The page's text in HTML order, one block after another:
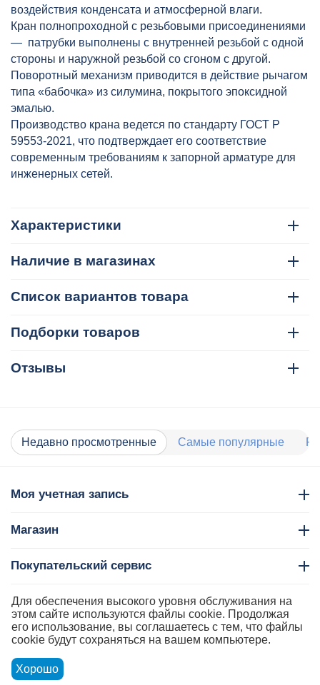
воздействия конденсата и атмосферной влаги.
Кран полнопроходной с резьбовыми присоединениями
— патрубки выполнены с внутренней резьбой с одной
стороны и наружной резьбой со сгоном с другой.
Поворотный механизм приводится в действие рычагом
типа «бабочка» из силумина, покрытого эпоксидной
эмалью.
Производство крана ведется по стандарту ГОСТ Р
59553-2021, что подтверждает его соответствие
современным требованиям к запорной арматуре для
инженерных сетей.
Характеристики
Наличие в магазинах
Список вариантов товара
Подборки товаров
Отзывы
Недавно просмотренные Самые популярные
Моя учетная запись
Магазин
Покупательский сервис
Контакты
Для обеспечения высокого уровня обслуживания на
этом сайте используются файлы cookie. Продолжая
его использование, вы соглашаетесь с тем, что файлы
cookie будут сохраняться на вашем компьютере.
Хорошо